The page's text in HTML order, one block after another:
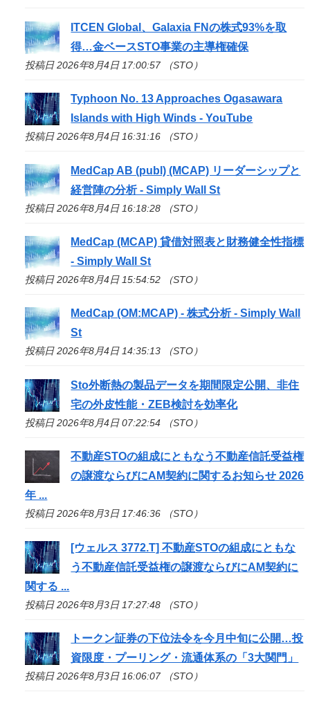
ITCEN Global、Galaxia FNの株式93%を取
得…金ベースSTO事業の主導権確保
投稿日 2026年8月4日 17:00:57 （STO）
Typhoon No. 13 Approaches Ogasawara
Islands with High Winds - YouTube
投稿日 2026年8月4日 16:31:16 （STO）
MedCap AB (publ) (MCAP) リーダーシップと
経営陣の分析 - Simply Wall St
投稿日 2026年8月4日 16:18:28 （STO）
MedCap (MCAP) 貸借対照表と財務健全性指標
- Simply Wall St
投稿日 2026年8月4日 15:54:52 （STO）
MedCap (OM:MCAP) - 株式分析 - Simply Wall
St
投稿日 2026年8月4日 14:35:13 （STO）
Sto外断熱の製品データを期間限定公開、非住
宅の外皮性能・ZEB検討を効率化
投稿日 2026年8月4日 07:22:54 （STO）
不動産STOの組成にともなう不動産信託受益権
の譲渡ならびにAM契約に関するお知らせ 2026
年 ...
投稿日 2026年8月3日 17:46:36 （STO）
[ウェルス 3772.T] 不動産STOの組成にともな
う不動産信託受益権の譲渡ならびにAM契約に
関する ...
投稿日 2026年8月3日 17:27:48 （STO）
トークン証券の下位法令を今月中旬に公開…投
資限度・プーリング・流通体系の「3大関門」
投稿日 2026年8月3日 16:06:07 （STO）